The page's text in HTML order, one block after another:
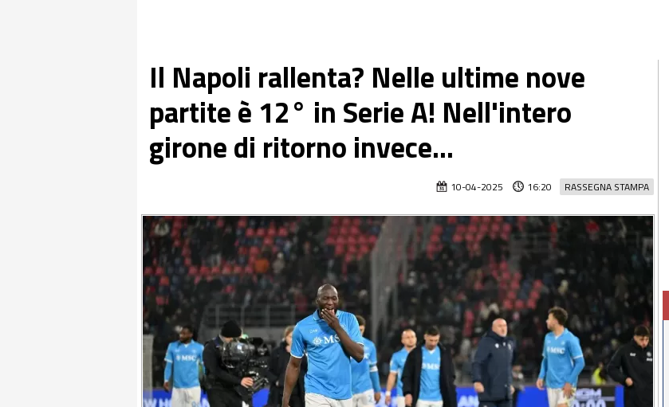
Il Napoli rallenta? Nelle ultime nove
partite è 12° in Serie A! Nell'intero
girone di ritorno invece...
RASSEGNA STAMPA
10-04-2025 16:20